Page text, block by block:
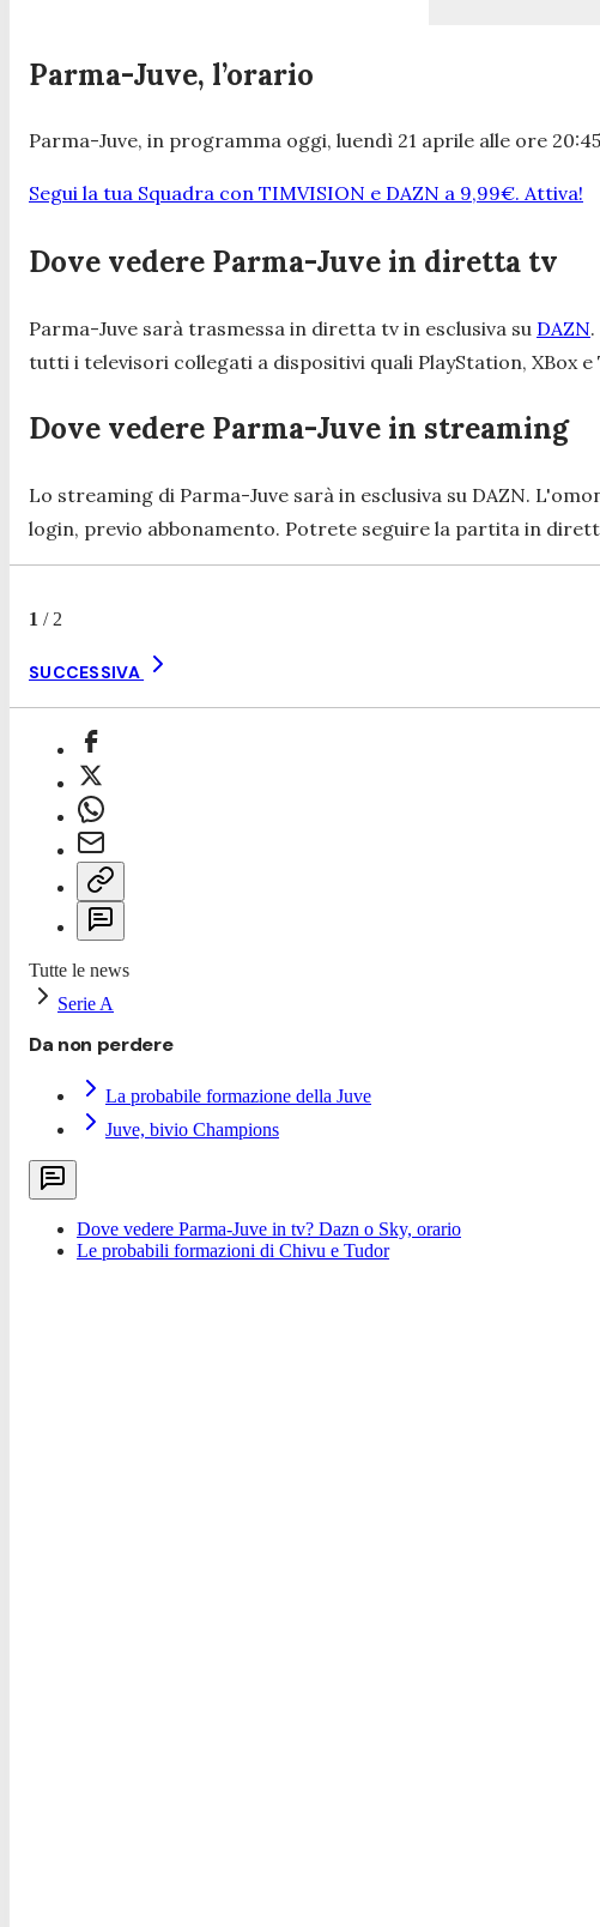
Parma-Juve, l’orario
Parma-Juve, in programma oggi, luendì 21 aprile alle ore
Segui la tua Squadra con TIMVISION e DAZN a 9,99€. Attiva!
Dove vedere Parma-Juve in diretta tv
Parma-Juve sarà trasmessa in diretta tv in esclusiva su DAZN
tutti i televisori collegati a dispositivi quali PlayStation, XBox e
Dove vedere Parma-Juve in streaming
Lo streaming di Parma-Juve sarà in esclusiva su DAZN.
login, previo abbonamento. Potrete seguire la partita in
1 / 2
SUCCESSIVA
Tutte le news
Serie A
Da non perdere
La probabile formazione della Juve
Juve, bivio Champions
Dove vedere Parma-Juve in tv? Dazn o Sky, orario
Le probabili formazioni di Chivu e Tudor